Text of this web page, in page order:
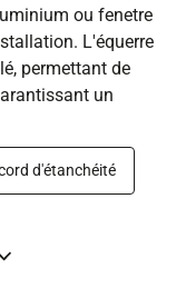
ou fenetre
L'équerre
permettant de
un
d'étanchéité